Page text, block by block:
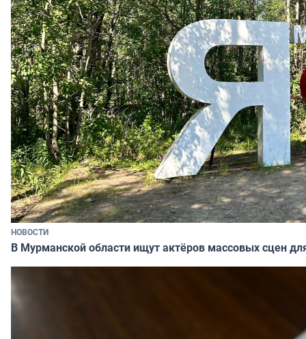
НОВОСТИ
В Мурманской области ищут актёров массовых сцен